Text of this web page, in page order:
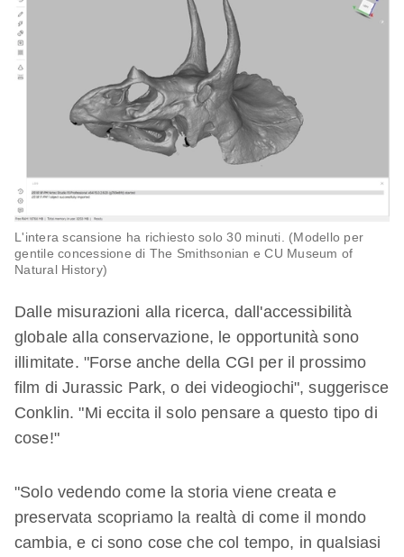
L'intera scansione ha richiesto solo 30 minuti. (Modello per
gentile concessione di The Smithsonian e CU Museum of
Natural History)
Dalle misurazioni alla ricerca, dall'accessibilità
globale alla conservazione, le opportunità sono
illimitate. "Forse anche della CGI per il prossimo
film di Jurassic Park, o dei videogiochi", suggerisce
Conklin. "Mi eccita il solo pensare a questo tipo di
cose!"
"Solo vedendo come la storia viene creata e
preservata scopriamo la realtà di come il mondo
cambia, e ci sono cose che col tempo, in qualsiasi